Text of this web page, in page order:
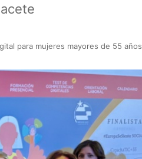
para mujeres mayores de 55 años